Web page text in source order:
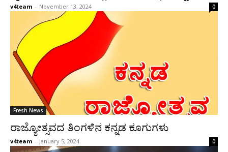
v4team - November 13, 2024 0
Fresh News
ರಾಜ್ಯೋತ್ಸವದ ತಿಂಗಳಿನ ಕನ್ನಡ ಕೂಗುಗಳು
v4team - January 5, 2024 0